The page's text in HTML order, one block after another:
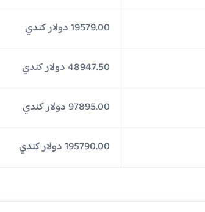
19579.00 دولار كندي
48947.50 دولار كندي
97895.00 دولار كندي
195790.00 دولار كندي